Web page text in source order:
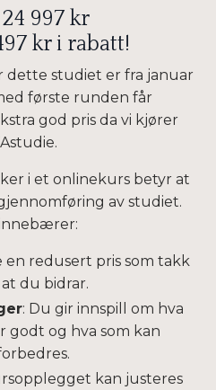
997 kr
kr i rabatt!
dette studiet er fra januar
første runden får
god pris da vi kjører
i et onlinekurs betyr at
av studiet.
en redusert pris som takk
du bidrar.
: Du gir innspill om hva
godt og hva som kan
kan justeres